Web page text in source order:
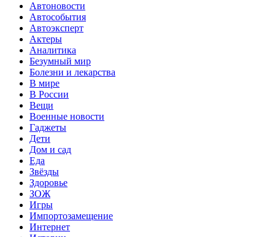
Автоновости
Автособытия
Автоэксперт
Актеры
Аналитика
Безумный мир
Болезни и лекарства
В мире
В России
Вещи
Военные новости
Гаджеты
Дети
Дом и сад
Еда
Звёзды
Здоровье
ЗОЖ
Игры
Импортозамещение
Интернет